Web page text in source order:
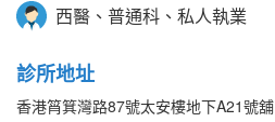
西醫、普通科、私人執業
診所地址
香港筲箕灣路87號太安樓地下A21號舖